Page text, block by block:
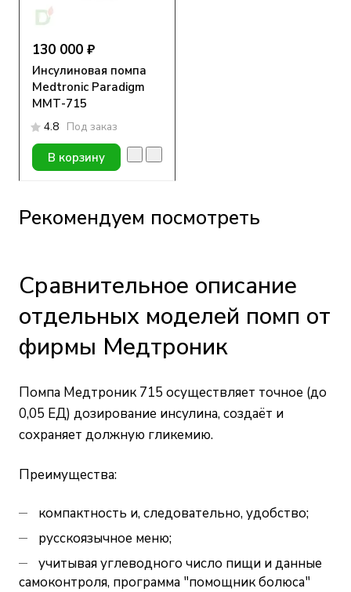
130 000 ₽
Инсулиновая помпа
Medtronic Paradigm
MMТ-715
4.8 Под заказ
В корзину
Рекомендуем посмотреть
Сравнительное описание
отдельных моделей помп от
фирмы Медтроник
Помпа Медтроник 715 осуществляет точное (до
0,05 ЕД) дозирование инсулина, создаёт и
сохраняет должную гликемию.
Преимущества:
компактность и, следовательно, удобство;
русскоязычное меню;
учитывая углеводного число пищи и данные
самоконтроля, программа "помощник болюса"